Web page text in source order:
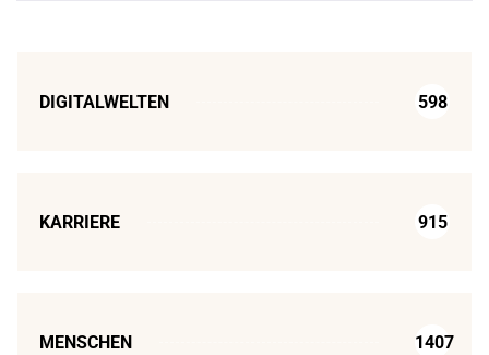
DIGITALWELTEN 598
KARRIERE 915
MENSCHEN 1407